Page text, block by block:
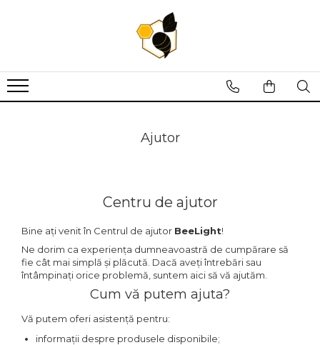
Lumanari din fagure 40x6
Lumanari din fagure 40x5.5
Lumanari din fagure 35x6
Lumanari din fagure 30x6
Lumanari din fagure 30x5.5
Lumanari din fagure 30x4.5
Lumanari drepte
Lumanari canelate
Lumanari din fagure 10x4.5
Lumanari din fagure 13x4.5
Ajutor
Centru de ajutor
Bine ați venit în Centrul de ajutor BeeLight!
Ne dorim ca experiența dumneavoastră de cumpărare să
fie cât mai simplă și plăcută. Dacă aveți întrebări sau
întâmpinați orice problemă, suntem aici să vă ajutăm.
Cum vă putem ajuta?
Vă putem oferi asistență pentru:
informații despre produsele disponibile;